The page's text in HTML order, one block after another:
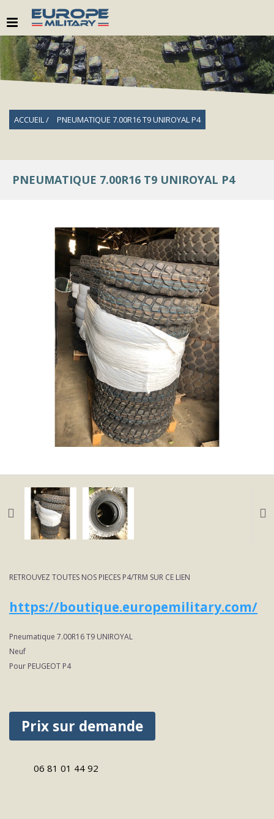
ACCUEIL PNEUMATIQUE 7.00R16 T9 UNIROYAL P4
PNEUMATIQUE 7.00R16 T9 UNIROYAL P4
7.00R16
T9
P4
RETROUVEZ TOUTES NOS PIECES P4/TRM SUR CE LIEN
https://boutique.europemilitary.com/
Pneumatique 7.00R16 T9 UNIROYAL
Neuf
Pour PEUGEOT P4
Prix sur demande
06 81 01 44 92